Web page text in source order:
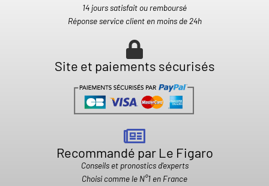
14 jours satisfait ou remboursé
Réponse service client en moins de 24h
Site et paiements sécurisés
Recommandé par Le Figaro
Conseils et pronostics d'experts
Choisi comme le N°1 en France